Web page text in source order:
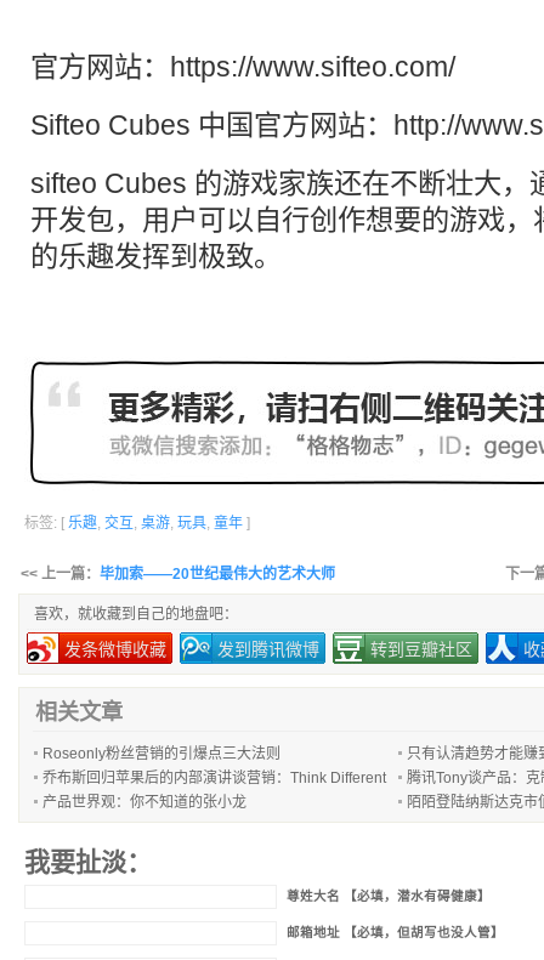
官方网站：https://www.sifteo.com/
Sifteo Cubes 中国官方网站：http://
sifteo Cubes 的游戏家族还在不断壮大，
开发包，用户可以自行创作想要的游戏
的乐趣发挥到极致。
标签: [ 乐趣, 交互 , 桌游, 玩具, 童年 ]
<< 上一篇： 毕加索——20世纪最伟大的艺术大师 下一
喜欢，就收藏到自己的地盘吧：
发条微博收藏 发到腾讯微博 转到豆瓣社区
相关文章
Roseonly粉丝营销的引爆点三大法则
只有认清趋势才能赚
乔布斯回归苹果后的内部演讲谈营销：Think Different
腾讯Tony谈产品：
产品世界观：你不知道的张小龙
陌陌登陆纳斯达克市
我要扯淡：
尊姓大名 【必填，潜水有碍健康】
邮箱地址 【必填，但胡写也没人管】